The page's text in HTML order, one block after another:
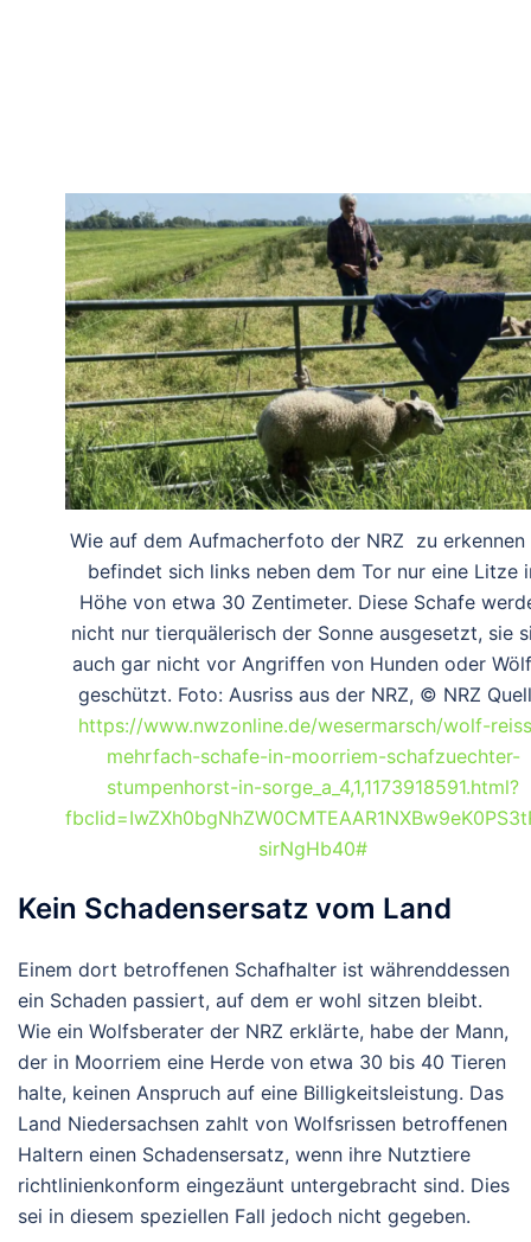
Wie auf dem Aufmacherfoto der NRZ zu erkennen
befindet sich links neben dem Tor nur eine Litze
Höhe von etwa 30 Zentimeter. Diese Schafe
nicht nur tierquälerisch der Sonne ausgesetzt, sie
auch gar nicht vor Angriffen von Hunden oder
geschützt. Foto: Ausriss aus der NRZ, © NRZ
https://www.nwzonline.de/wesermarsch/wolf-
mehrfach-schafe-in-moorriem-schafzuechter-
stumpenhorst-in-sorge_a_4,1,1173918591.html?
sirNgHb40#
Kein Schadensersatz vom Land
Einem dort betroffenen Schafhalter ist währenddessen
ein Schaden passiert, auf dem er wohl sitzen bleibt.
Wie ein Wolfsberater der NRZ erklärte, habe der Mann,
der in Moorriem eine Herde von etwa 30 bis 40 Tieren
halte, keinen Anspruch auf eine Billigkeitsleistung. Das
Land Niedersachsen zahlt von Wolfsrissen betroffenen
Haltern einen Schadensersatz, wenn ihre Nutztiere
richtlinienkonform eingezäunt untergebracht sind. Dies
sei in diesem speziellen Fall jedoch nicht gegeben.